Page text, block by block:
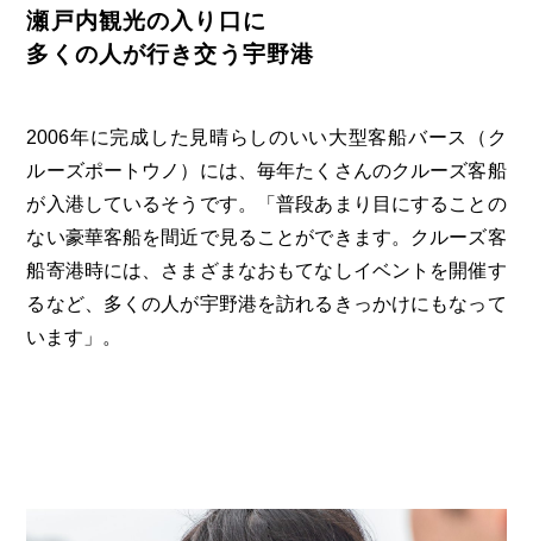
瀬戸内観光の入り口に
多くの人が行き交う宇野港
2006年に完成した見晴らしのいい大型客船バース（ク
ルーズポートウノ）には、毎年たくさんのクルーズ客船
が入港しているそうです。「普段あまり目にすることの
ない豪華客船を間近で見ることができます。クルーズ客
船寄港時には、さまざまなおもてなしイベントを開催す
るなど、多くの人が宇野港を訪れるきっかけにもなって
います」。